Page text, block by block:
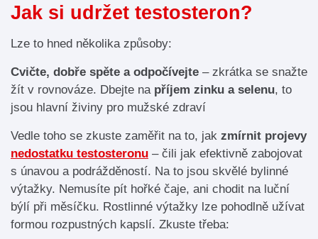
Jak si udržet testosteron?
Lze to hned několika způsoby:
Cvičte, dobře spěte a odpočívejte – zkrátka se snažte
žít v rovnováze. Dbejte na příjem zinku a selenu, to
jsou hlavní živiny pro mužské zdraví
Vedle toho se zkuste zaměřit na to, jak zmírnit projevy
nedostatku testosteronu – čili jak efektivně zabojovat
s únavou a podrážděností. Na to jsou skvělé bylinné
výtažky. Nemusíte pít hořké čaje, ani chodit na luční
býlí při měsíčku. Rostlinné výtažky lze pohodlně užívat
formou rozpustných kapslí. Zkuste třeba: